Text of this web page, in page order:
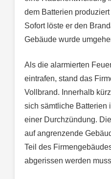
dem Batterien
Sofort löste er den
Gebäude wurde
Als die alarmierten
eintrafen, stand das
Vollbrand. Innerhalb
sich sämtliche Batterien
einer Durchzündung.
auf angrenzende
Teil des
abgerissen werden